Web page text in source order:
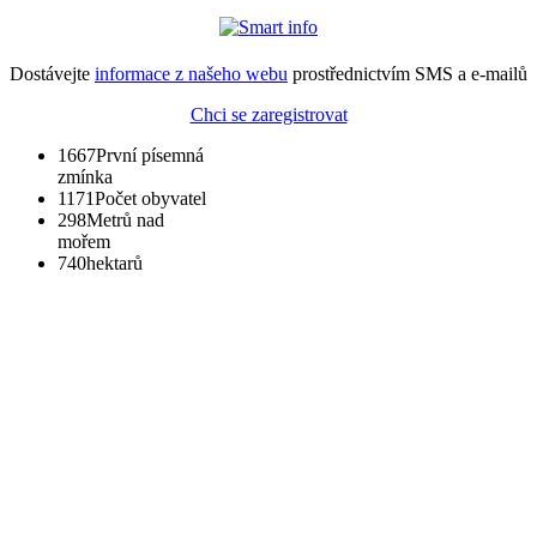
Dostávejte informace z našeho webu prostřednictvím SMS a e-mailů
Chci se zaregistrovat
1667První písemná
zmínka
1171Počet obyvatel
298Metrů nad
mořem
740hektarů